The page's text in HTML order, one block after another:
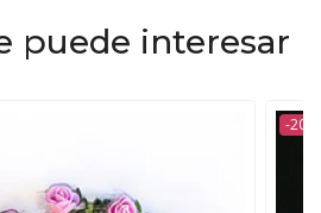
puede interesar
-20%